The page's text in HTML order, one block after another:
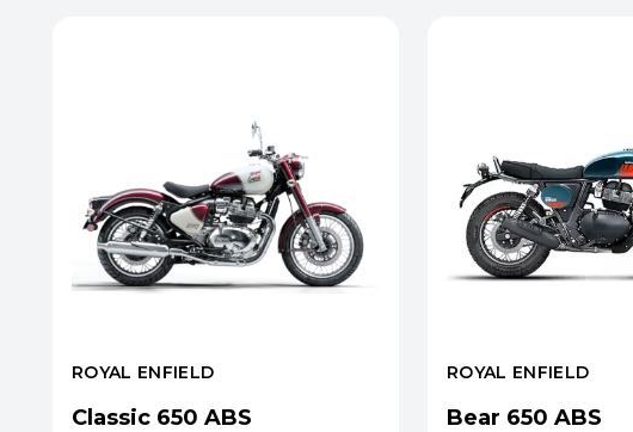
ROYAL ENFIELD
Classic 650 ABS
ROYAL ENFIELD
Bear 650 ABS